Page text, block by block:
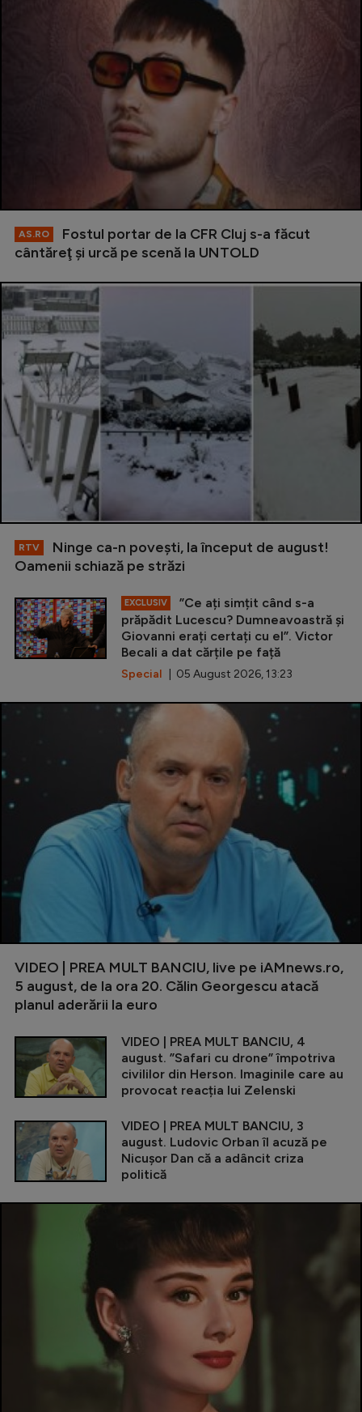
AS.RO
Fostul portar de la CFR Cluj s-a făcut
cântăreţ şi urcă pe scenă la UNTOLD
RTV
Ninge ca-n povești, la început de august!
Oamenii schiază pe străzi
EXCLUSIV
”Ce ați simțit când s-a
prăpădit Lucescu? Dumneavoastră și
Giovanni erați certați cu el”. Victor
Becali a dat cărțile pe față
Special | 05 August 2026, 13:23
VIDEO | PREA MULT BANCIU, live pe iAMnews.ro,
5 august, de la ora 20. Călin Georgescu atacă
planul aderării la euro
VIDEO | PREA MULT BANCIU, 4
august. ”Safari cu drone” împotriva
civililor din Herson. Imaginile care au
provocat reacția lui Zelenski
VIDEO | PREA MULT BANCIU, 3
august. Ludovic Orban îl acuză pe
Nicușor Dan că a adâncit criza
politică